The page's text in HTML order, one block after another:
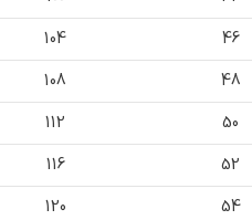
46
104
48
108
50
112
52
116
54
120